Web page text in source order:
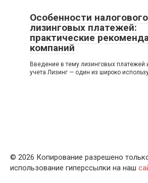
Особенности
лизинговых платежей:
практические
компаний
Введение в тему лизинговых платежей
учета Лизинг — один из широко
© 2026 Копирование разрешено
использование гиперссылки на наш